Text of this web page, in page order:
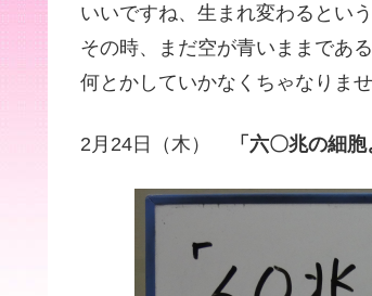
いいですね、生まれ変わるとい
その時、まだ空が青いままであ
何とかしていかなくちゃなりませ
2月24日（木） 「六〇兆の細